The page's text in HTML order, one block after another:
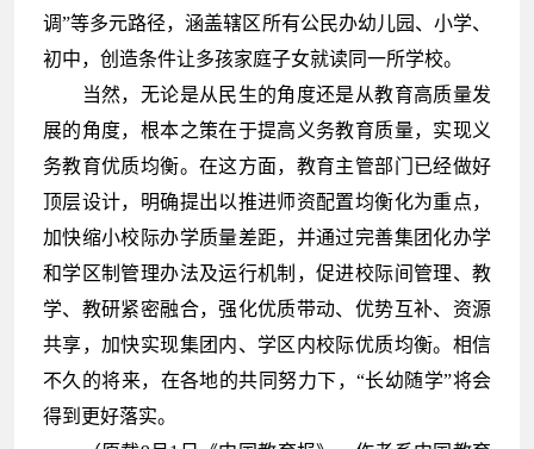
调”等多元路径，涵盖辖区所有公民办幼儿园、小学、
初中，创造条件让多孩家庭子女就读同一所学校。
当然，无论是从民生的角度还是从教育高质量发
展的角度，根本之策在于提高义务教育质量，实现义
务教育优质均衡。在这方面，教育主管部门已经做好
顶层设计，明确提出以推进师资配置均衡化为重点，
加快缩小校际办学质量差距，并通过完善集团化办学
和学区制管理办法及运行机制，促进校际间管理、教
学、教研紧密融合，强化优质带动、优势互补、资源
共享，加快实现集团内、学区内校际优质均衡。相信
不久的将来，在各地的共同努力下，“长幼随学”将会
得到更好落实。